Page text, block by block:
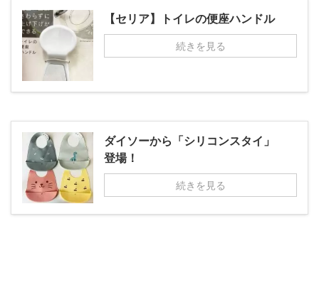
【セリア】トイレの便座ハンドル
続きを見る
ダイソーから「シリコンスタイ」
登場！
続きを見る